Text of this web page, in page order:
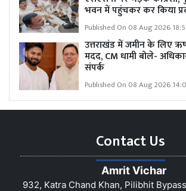
भवन में पहुंचकर कर किया
Published On 08 Aug 2026
उत्तराखंड में जमीन के लिए
मदद, CM धामी बोले-
संपर्क
Published On 08 Aug 2026
Contact Us
Amrit Vichar
932, Katra Chand Khan, Pilibhit